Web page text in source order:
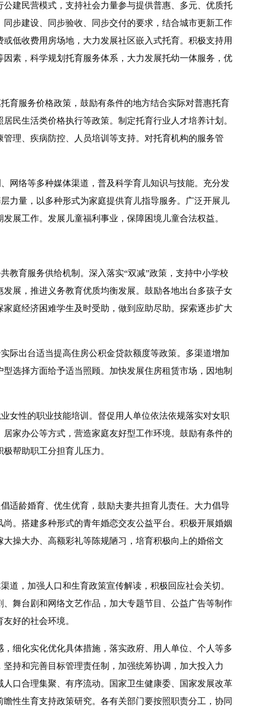
建民营模式，支持社会力量参与提供普惠、多元、优质托
步建设、同步验收、同步交付的要求，结合城市更新工作
低收费用房场地，大力发展社区嵌入式托育。积极支持用
素，科学规划托育服务体系，大力发展托幼一体服务，优
服务价格政策，鼓励有条件的地方结合实际对普惠托育
民生活类价格执行等政策。制定托育行业人才培养计划。
理、疾病防控、人员培训等支持。对托育机构的服务管
络等多种媒体渠道，普及科学育儿知识与技能。充分发
力量，以多种形式为家庭提供育儿指导服务。广泛开展儿
展工作。发展儿童福利事业，保障困境儿童合法权益。
育服务供给机制。深入落实“双减”政策，支持中小学校
展，推进义务教育优质均衡发展。鼓励各地出台多孩子女
庭经济困难学生及时受助，做到应助尽助。探索逐步扩大
出台适当提高住房公积金贷款额度等政策。多渠道增加
选择方面给予适当照顾。加快发展住房租赁市场，因地制
性的职业技能培训。督促用人单位依法依规落实对女职
家办公等方式，营造家庭友好型工作环境。鼓励有条件的
帮助职工分担育儿压力。
龄婚育、优生优育，鼓励夫妻共担育儿责任。大力倡导
。搭建多种形式的青年婚恋交友公益平台。积极开展婚姻
操大办、高额彩礼等陈规陋习，培育积极向上的婚俗文
，加强人口和生育政策宣传解读，积极回应社会关切。
舞台剧和网络文艺作品，加大专题节目、公益广告等制作
好的社会环境。
细化实化优化具体措施，落实政府、用人单位、个人等多
持和完善目标管理责任制，加强统筹协调，加大投入力
口合理集聚、有序流动。国家卫生健康委、国家发展改革
性生育支持政策研究。各有关部门要按照职责分工，协同